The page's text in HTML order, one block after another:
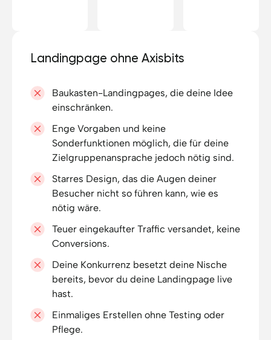
Landingpage ohne Axisbits
Baukasten-Landingpages, die deine Idee
einschränken.
Enge Vorgaben und keine
Sonderfunktionen möglich, die für deine
Zielgruppenansprache jedoch nötig sind.
Starres Design, das die Augen deiner
Besucher nicht so führen kann, wie es
nötig wäre.
Teuer eingekaufter Traffic versandet, keine
Conversions.
Deine Konkurrenz besetzt deine Nische
bereits, bevor du deine Landingpage live
hast.
Einmaliges Erstellen ohne Testing oder
Pflege.